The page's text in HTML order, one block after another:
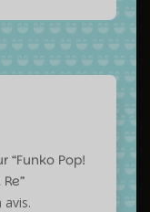
“Funko Pop!
avis.